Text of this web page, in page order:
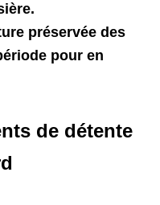
préservée des
pour en
de détente